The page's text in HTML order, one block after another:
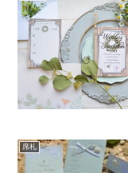
席札